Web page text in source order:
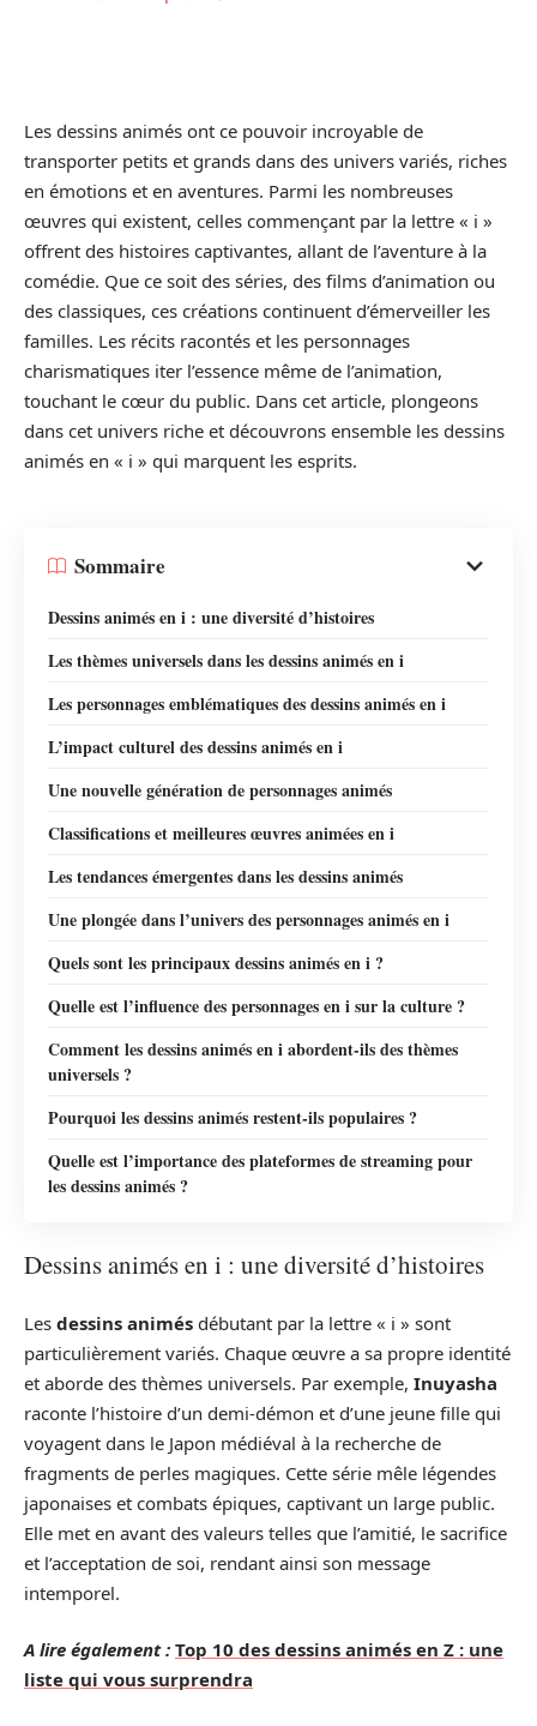
Les dessins animés ont ce pouvoir incroyable de
transporter petits et grands dans des univers variés, riches
en émotions et en aventures. Parmi les nombreuses
œuvres qui existent, celles commençant par la lettre « i »
offrent des histoires captivantes, allant de l’aventure à la
comédie. Que ce soit des séries, des films d’animation ou
des classiques, ces créations continuent d’émerveiller les
familles. Les récits racontés et les personnages
charismatiques iter l’essence même de l’animation,
touchant le cœur du public. Dans cet article, plongeons
dans cet univers riche et découvrons ensemble les dessins
animés en « i » qui marquent les esprits.
Sommaire
Dessins animés en i : une diversité d’histoires
Les thèmes universels dans les dessins animés en i
Les personnages emblématiques des dessins animés en i
L’impact culturel des dessins animés en i
Une nouvelle génération de personnages animés
Classifications et meilleures œuvres animées en i
Les tendances émergentes dans les dessins animés
Une plongée dans l’univers des personnages animés en i
Quels sont les principaux dessins animés en i ?
Quelle est l’influence des personnages en i sur la culture ?
Comment les dessins animés en i abordent-ils des thèmes
universels ?
Pourquoi les dessins animés restent-ils populaires ?
Quelle est l’importance des plateformes de streaming pour
les dessins animés ?
Dessins animés en i : une diversité d’histoires
Les dessins animés débutant par la lettre « i » sont
particulièrement variés. Chaque œuvre a sa propre identité
et aborde des thèmes universels. Par exemple, Inuyasha
raconte l’histoire d’un demi-démon et d’une jeune fille qui
voyagent dans le Japon médiéval à la recherche de
fragments de perles magiques. Cette série mêle légendes
japonaises et combats épiques, captivant un large public.
Elle met en avant des valeurs telles que l’amitié, le sacrifice
et l’acceptation de soi, rendant ainsi son message
intemporel.
A lire également : Top 10 des dessins animés en Z : une
liste qui vous surprendra